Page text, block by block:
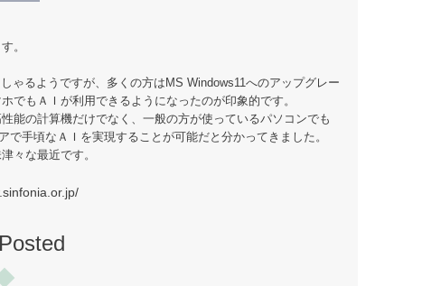
。
ゃるようですが、多くの方はMS Windows11へのアップグレー
でもＡＩが利用できるようになったのが印象的です。
能の計算機だけでなく、一般の方が使っているパソコンでも
手頃なＡＩを実現することが可能だと分かってきました。
々な最近です。